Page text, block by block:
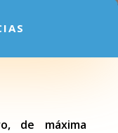
de máxima